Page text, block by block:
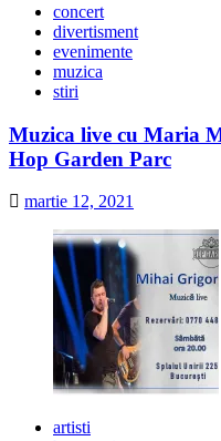
concert
divertisment
evenimente
muzica
stiri
Muzica live cu Maria
Hop Garden Parc
martie 12, 2021
artisti